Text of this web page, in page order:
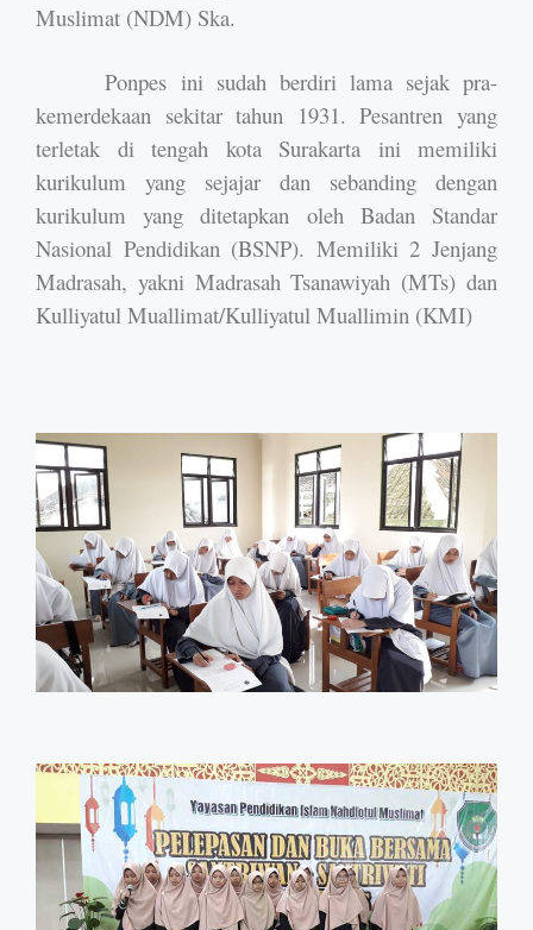
Muslimat (NDM) Ska.
Ponpes ini sudah berdiri lama sejak pra-
kemerdekaan sekitar tahun 1931. Pesantren yang
terletak di tengah kota Surakarta ini memiliki
kurikulum yang sejajar dan sebanding dengan
kurikulum yang ditetapkan oleh Badan Standar
Nasional Pendidikan (BSNP). Memiliki 2 Jenjang
Madrasah, yakni Madrasah Tsanawiyah (MTs) dan
Kulliyatul Muallimat/Kulliyatul Muallimin (KMI)